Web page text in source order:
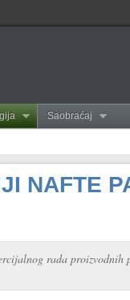
Saobraćaj
NAFTE
rada